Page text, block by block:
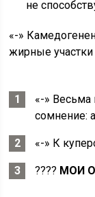
не
«-»
жирные участки
«-»
сомнение:
«-» К
???? МОИ